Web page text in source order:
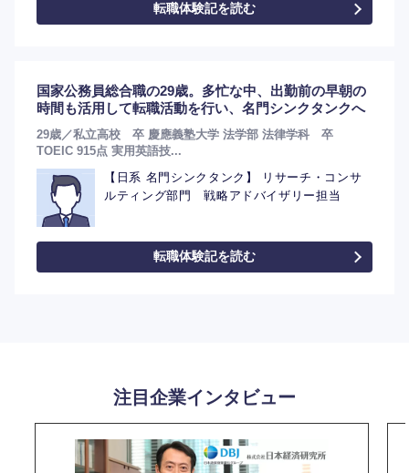
選択する
転職体験記を読む
国家公務員総合職の29歳。多忙な中、出勤前の早朝の
時間も活用して転職活動を行い、名門シンクタンクへ
29歳／私立高校 卒 慶應義塾大学 法学部 法律学科 卒
TOEIC 915点 実用英語技...
【日系 名門シンクタンク】 リサーチ・コンサ
ルティング部門 戦略アドバイザリー担当
転職体験記を読む
注目企業インタビュー